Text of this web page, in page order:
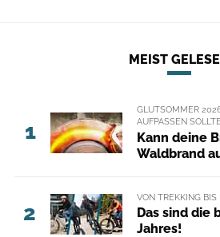
MEIST
1
GLUTSOMMER
AUFPASSEN
Kann deine
Waldbrand
2
VON TREKKING
Das sind die
Jahres!